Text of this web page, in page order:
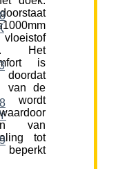
Het
is
doordat
van de
wordt
van
tot